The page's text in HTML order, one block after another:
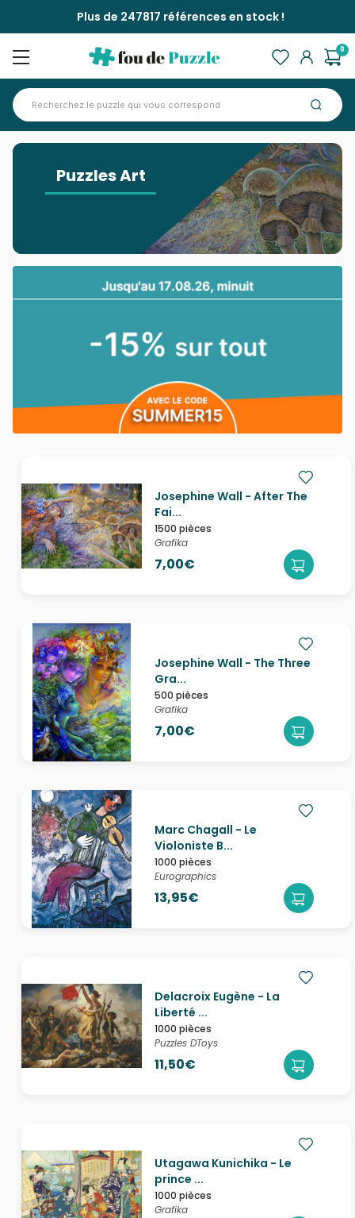
Plus de 247817 références en stock !
0
Puzzles Art
Josephine Wall - After The
Fai...
1500 pièces
Grafika
7,00€
Josephine Wall - The Three
Gra...
500 pièces
Grafika
7,00€
Marc Chagall - Le
Violoniste B...
1000 pièces
Eurographics
13,95€
Delacroix Eugène - La
Liberté ...
1000 pièces
Puzzles DToys
11,50€
Utagawa Kunichika - Le
prince ...
1000 pièces
Grafika